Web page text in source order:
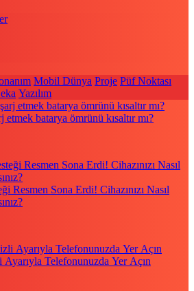
Mobil Dünya Proje Püf Noktası
Yazılım
batarya ömrünü kısaltır mı?
Resmen Sona Erdi! Cihazınızı Nasıl
Ayarıyla Telefonunuzda Yer Açın